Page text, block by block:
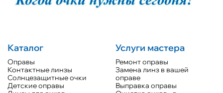
Каталог
Оправы
Контактные линзы
Солнцезащитные очки
Детские оправы
Услуги мастера
Ремонт оправы
Замена линз в вашей
оправе
Выправка оправы